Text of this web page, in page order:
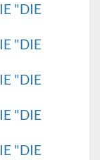
"DIE
"DIE
"DIE
"DIE
"DIE